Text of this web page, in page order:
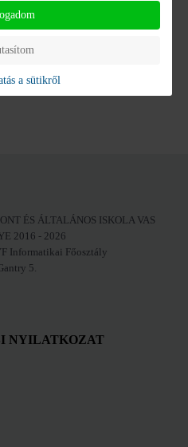
ÉS ÁLTALÁNOS ISKOLA VAS
2016 - 2026
Informatikai Főosztály
5.
NYILATKOZAT
a sütikről